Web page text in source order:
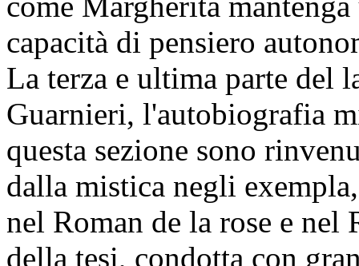
capacità di pensiero
La terza e ultima parte del
Guarnieri, l'autobiografia
questa sezione sono
dalla mistica negli
nel Roman de la rose e nel
della tesi, condotta con